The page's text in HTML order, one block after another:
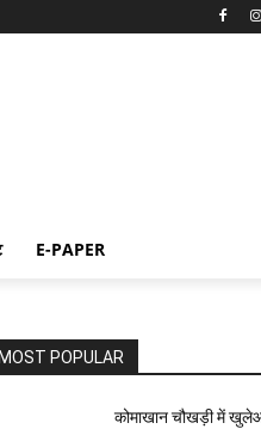
E-PAPER
MOST POPULAR
कोमाखान चौखड़ी में